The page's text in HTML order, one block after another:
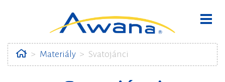
HomeMateriály Svatojánci